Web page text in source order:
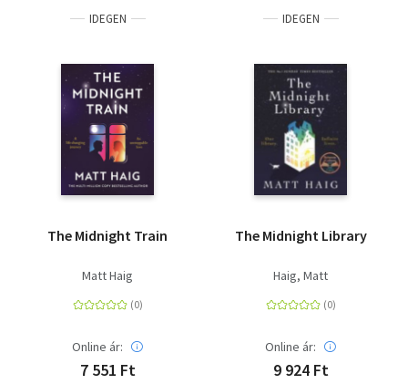
IDEGEN
The Midnight Train
Matt Haig
Online ár:
7 551 Ft
IDEGEN
The Midnight Library
Haig, Matt
Online ár:
9 924 Ft